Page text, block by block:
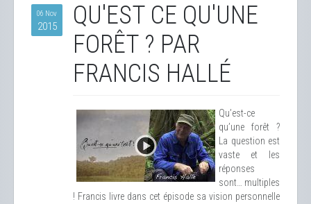
06 Nov
2015
QU'EST CE QU'UNE
FORÊT ? PAR
FRANCIS HALLÉ
Qu’est-ce
qu’une forêt ?
La question est
vaste et les
réponses
sont… multiples
! Francis livre dans cet épisode sa vision personnelle